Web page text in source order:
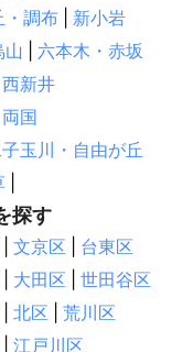
・調布
新小岩
山
六本木・赤坂
西新井
国
玉川・自由が丘
探す
文京区
台東区
大田区
世田谷区
北区
荒川区
江戸川区